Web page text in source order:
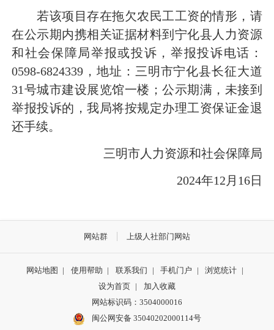
若该项目存在拖欠农民工工资的情形，请
在公示期内携相关证据材料到宁化县人力资源
和社会保障局举报或投诉，举报投诉电话：
0598-6824339，地址：三明市宁化县长征大道
31号城市建设展览馆一楼；公示期满，未接到
举报投诉的，我局将按规定办理工资保证金退
还手续。
三明市人力资源和社会保障局
2024年12月16日
网站群 上级人社部门网站
网站地图 | 使用帮助 | 联系我们 | 手机门户 | 浏览统计 |
设为首页 |
加入收藏
网站标识码：3504000016
闽公网安备 35040202000114号